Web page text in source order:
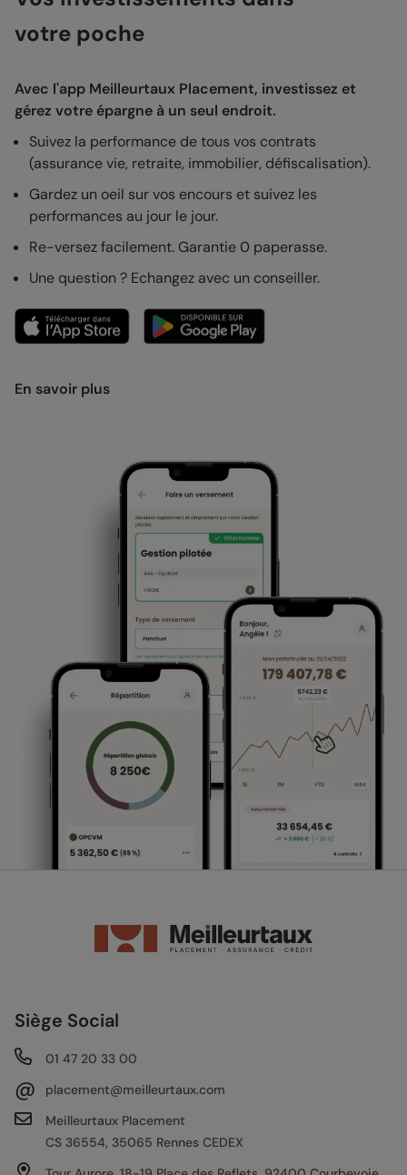
votre poche
Avec l'app Meilleurtaux Placement, investissez et
gérez votre épargne à un seul endroit.
Suivez la performance de tous vos contrats
(assurance vie, retraite, immobilier, défiscalisation).
Gardez un oeil sur vos encours et suivez les
performances au jour le jour.
Re-versez facilement. Garantie 0 paperasse.
Une question ? Echangez avec un conseiller.
En savoir plus
Siège Social
01 47 20 33 00
@
placement@meilleurtaux.com
Meilleurtaux Placement
CS 36554, 35065 Rennes CEDEX